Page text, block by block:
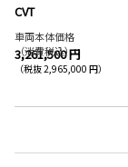
CVT
車両本体価格
（消費税込）
3,261,500 円
（税抜 2,965,000 円）